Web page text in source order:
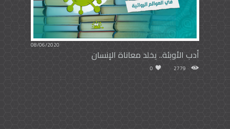
08/06/2020
أدب الأوبئة.. يخلد معاناة الإنسان
2779
0